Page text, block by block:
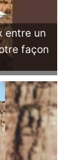
entre un
façon